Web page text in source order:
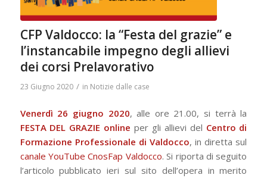
CFP Valdocco: la “Festa del grazie” e
l’instancabile impegno degli allievi
dei corsi Prelavorativo
23 Giugno 2020 / in Notizie dalle case
Venerdì 26 giugno 2020, alle ore 21.00, si terrà la
FESTA DEL GRAZIE online per gli allievi del Centro di
Formazione Professionale di Valdocco, in diretta sul
canale YouTube CnosFap Valdocco. Si riporta di seguito
l’articolo pubblicato ieri sul sito dell’opera in merito